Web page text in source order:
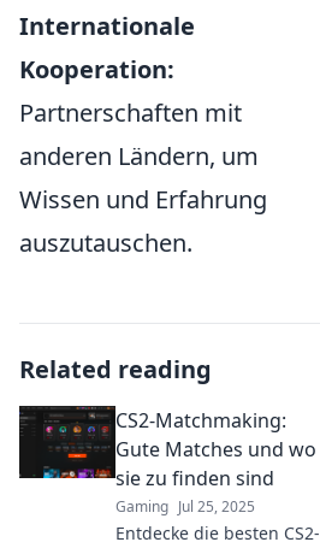
Internationale
Kooperation:
Partnerschaften mit
anderen Ländern, um
Wissen und Erfahrung
auszutauschen.
Related reading
CS2-Matchmaking:
Gute Matches und wo
sie zu finden sind
Gaming Jul 25, 2025
Entdecke die besten CS2-